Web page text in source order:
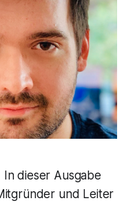
dieser Ausgabe
und Leiter